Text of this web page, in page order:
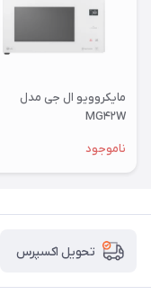
مایکروویو ال جی مدل
MG۴۲W
ناموجود
تحویل اکسپرس